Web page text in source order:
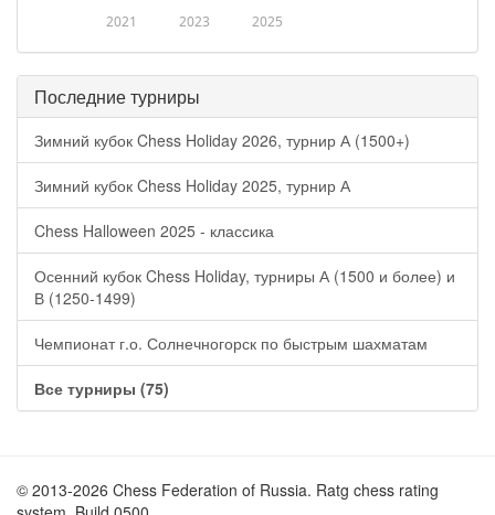
2021 2023 2025
Последние турниры
Зимний кубок Chess Holiday 2026, турнир А (1500+)
Зимний кубок Chess Holiday 2025, турнир А
Chess Halloween 2025 - классика
Осенний кубок Chess Holiday, турниры А (1500 и более) и
В (1250-1499)
Чемпионат г.о. Солнечногорск по быстрым шахматам
Все турниры (75)
© 2013-2026 Chess Federation of Russia. Ratg chess rating